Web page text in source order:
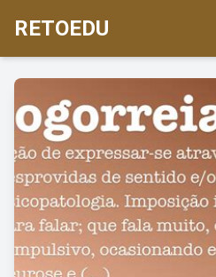
RETOEDU